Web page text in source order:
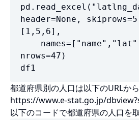
header=None,
[1,5,6],
nrows=47)
df1
都道府県別の人口は以下のURLか
https://www.e-stat.go.jp/
以下のコードで都道府県の人口を